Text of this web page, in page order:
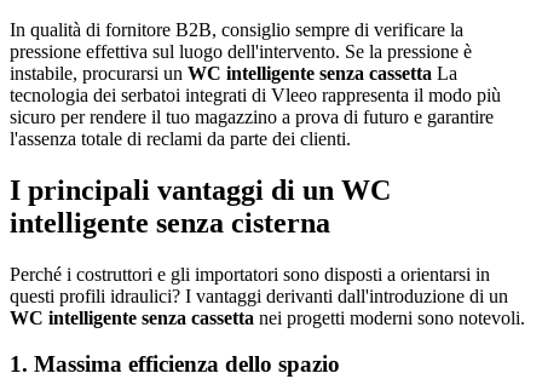
In qualità di fornitore B2B, consiglio sempre di verificare la
pressione effettiva sul luogo dell'intervento. Se la pressione è
instabile, procurarsi un WC intelligente senza cassetta La
tecnologia dei serbatoi integrati di Vleeo rappresenta il modo più
sicuro per rendere il tuo magazzino a prova di futuro e garantire
l'assenza totale di reclami da parte dei clienti.
I principali vantaggi di un WC
intelligente senza cisterna
Perché i costruttori e gli importatori sono disposti a orientarsi in
questi profili idraulici? I vantaggi derivanti dall'introduzione di un
WC intelligente senza cassetta nei progetti moderni sono notevoli.
1. Massima efficienza dello spazio